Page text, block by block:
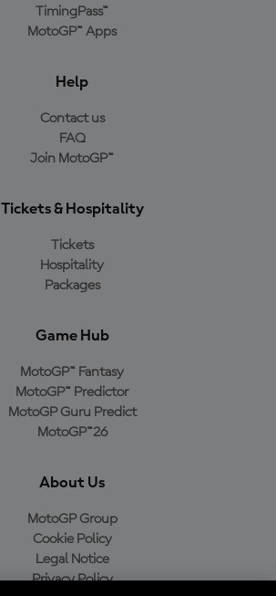
TimingPass™
MotoGP™ Apps
Help
Contact us
FAQ
Join MotoGP™
Tickets & Hospitality
Tickets
Hospitality
Packages
Game Hub
MotoGP™ Fantasy
MotoGP™ Predictor
MotoGP Guru Predict
MotoGP™26
About Us
MotoGP Group
Cookie Policy
Legal Notice
Privacy Policy